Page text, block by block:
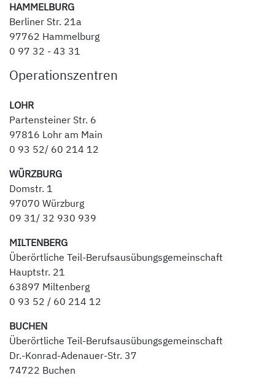
HAMMELBURG
Berliner Str. 21a
97762 Hammelburg
0 97 32 - 43 31
Operationszentren
LOHR
Partensteiner Str. 6
97816 Lohr am Main
0 93 52/ 60 214 12
WÜRZBURG
Domstr. 1
97070 Würzburg
09 31/ 32 930 939
MILTENBERG
Überörtliche Teil-Berufsausübungsgemeinschaft
Hauptstr. 21
63897 Miltenberg
0 93 52 / 60 214 12
BUCHEN
Überörtliche Teil-Berufsausübungsgemeinschaft
Dr.-Konrad-Adenauer-Str. 37
74722 Buchen